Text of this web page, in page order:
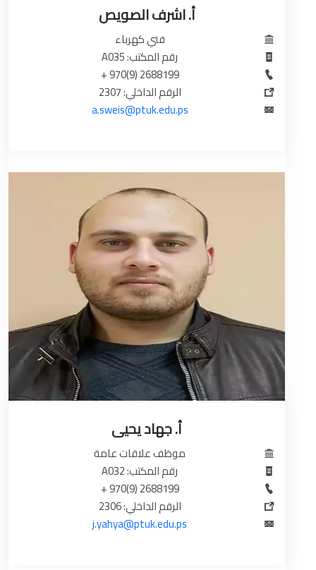
أ. اشرف الصويص
فني كهرباء
رقم المكتب: A035
2688199 (9)970 +
الرقم الداخلي: 2307
a.sweis@ptuk.edu.ps
أ. جهاد يحيى
موظف علاقات عامة
رقم المكتب: A032
2688199 (9)970 +
الرقم الداخلي: 2306
j.yahya@ptuk.edu.ps